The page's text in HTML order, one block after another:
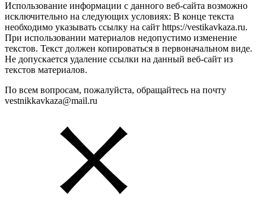
Использование информации с данного веб-сайта возможно
исключительно на следующих условиях: В конце текста
необходимо указывать ссылку на сайт https://vestikavkaza.ru.
При использовании материалов недопустимо изменение
текстов. Текст должен копироваться в первоначальном виде.
Не допускается удаление ссылки на данный веб-сайт из
текстов материалов.
По всем вопросам, пожалуйста, обращайтесь на почту
vestnikkavkaza@mail.ru